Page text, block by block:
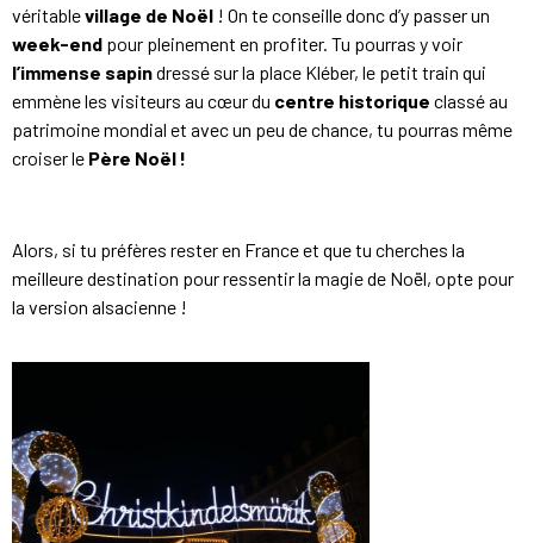
véritablevillage de Noël ! On te conseille donc d’y passer un
week-end pour pleinement en profiter. Tu pourras y voir
l’immense sapindressé sur la place Kléber, le petit train qui
emmène les visiteurs au cœur du centre historique classé au
patrimoine mondial et avec un peu de chance, tu pourras même
croiser le Père Noël !
Alors, si tu préfères rester en France et que tu cherches la
meilleure destination pour ressentir la magie de Noël, opte pour
la version alsacienne !